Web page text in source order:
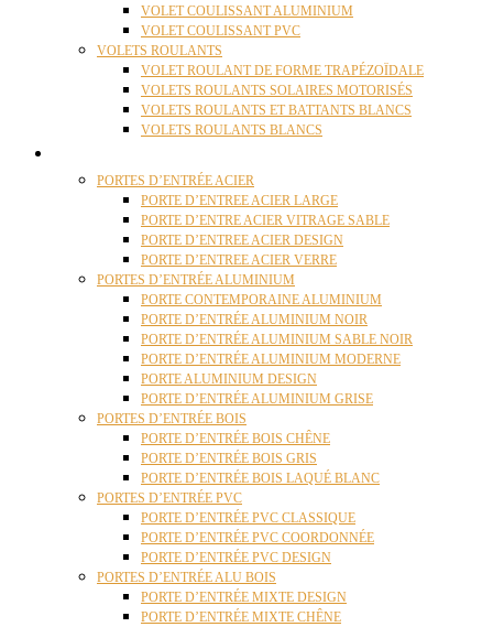
VOLET COULISSANT ALUMINIUM
VOLET COULISSANT PVC
VOLETS ROULANTS
VOLET ROULANT DE FORME TRAPÉZOÏDALE
VOLETS ROULANTS SOLAIRES MOTORISÉS
VOLETS ROULANTS ET BATTANTS BLANCS
VOLETS ROULANTS BLANCS
PORTES D’ENTRÉE ACIER
PORTE D’ENTREE ACIER LARGE
PORTE D’ENTRE ACIER VITRAGE SABLE
PORTE D’ENTREE ACIER DESIGN
PORTE D’ENTREE ACIER VERRE
PORTES D’ENTRÉE ALUMINIUM
PORTE CONTEMPORAINE ALUMINIUM
PORTE D’ENTRÉE ALUMINIUM NOIR
PORTE D’ENTRÉE ALUMINIUM SABLE NOIR
PORTE D’ENTRÉE ALUMINIUM MODERNE
PORTE ALUMINIUM DESIGN
PORTE D’ENTRÉE ALUMINIUM GRISE
PORTES D’ENTRÉE BOIS
PORTE D’ENTRÉE BOIS CHÊNE
PORTE D’ENTRÉE BOIS GRIS
PORTE D’ENTRÉE BOIS LAQUÉ BLANC
PORTES D’ENTRÉE PVC
PORTE D’ENTRÉE PVC CLASSIQUE
PORTE D’ENTRÉE PVC COORDONNÉE
PORTE D’ENTRÉE PVC DESIGN
PORTES D’ENTRÉE ALU BOIS
PORTE D’ENTRÉE MIXTE DESIGN
PORTE D’ENTRÉE MIXTE CHÊNE